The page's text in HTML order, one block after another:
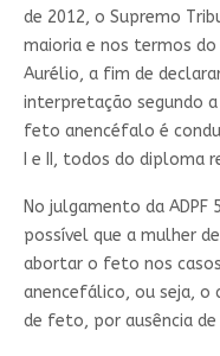
de 2012, o Supremo
maioria e nos termos
Aurélio, a fim de
interpretação segundo
feto anencéfalo é
I e II, todos do diploma
No julgamento da
possível que a mulher
abortar o feto nos
anencefálico, ou seja, o
de feto, por ausência de